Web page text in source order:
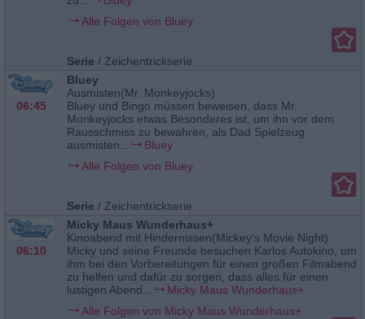
Alle Folgen von Bluey
Serie / Zeichentrickserie
06:45
Bluey
Ausmisten(Mr. Monkeyjocks)
Bluey und Bingo müssen beweisen, dass Mr.
Monkeyjocks etwas Besonderes ist, um ihn vor dem
Rausschmiss zu bewahren, als Dad Spielzeug
ausmisten...
Bluey
Alle Folgen von Bluey
Serie / Zeichentrickserie
06:10
Micky Maus Wunderhaus+
Kinoabend mit Hindernissen(Mickey‘s Movie Night)
Micky und seine Freunde besuchen Karlos Autokino, um
ihm bei den Vorbereitungen für einen großen Filmabend
zu helfen und dafür zu sorgen, dass alles für einen
lustigen Abend...
Micky Maus Wunderhaus+
Alle Folgen von Micky Maus Wunderhaus+